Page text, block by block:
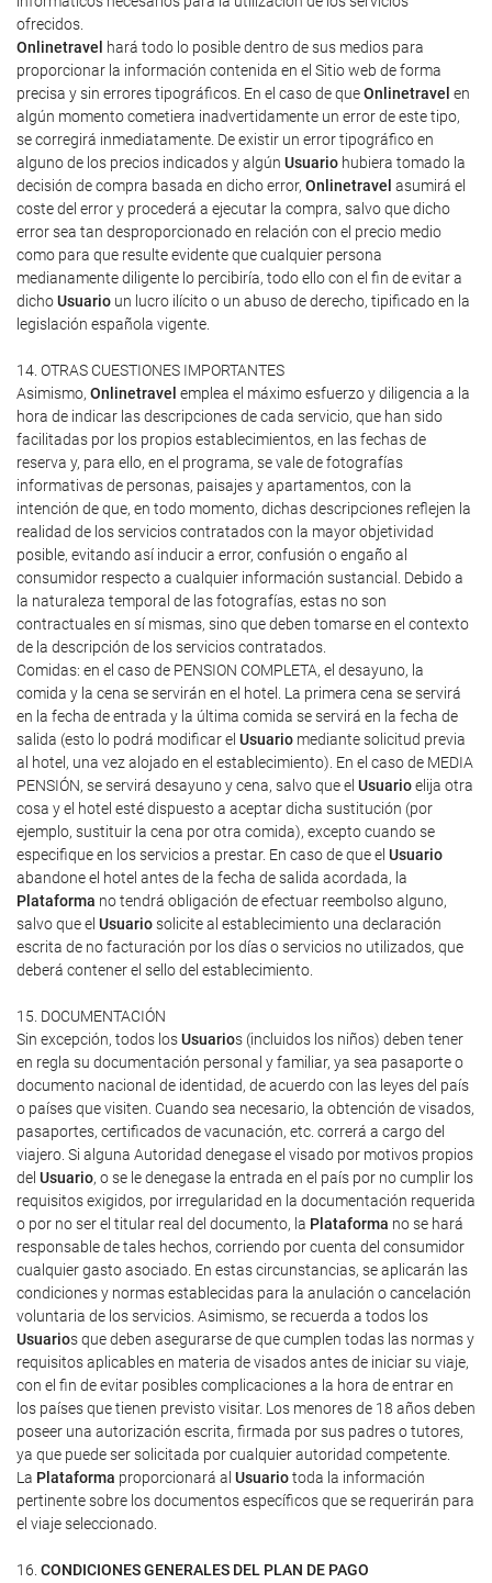
ofrecidos.
Onlinetravel
hará todo lo posible dentro de sus medios para
proporcionar la información contenida en el Sitio web de forma
precisa y sin errores tipográficos. En el caso de queOnlinetravel en
algún momento cometiera inadvertidamente un error de este tipo,
se corregirá inmediatamente. De existir un error tipográfico en
alguno de los precios indicados y algún Usuario hubiera tomado la
decisión de compra basada en dicho error, Onlinetravel asumirá el
coste del error y procederá a ejecutar la compra, salvo que dicho
error sea tan desproporcionado en relación con el precio medio
como para que resulte evidente que cualquier persona
medianamente diligente lo percibiría, todo ello con el fin de evitar a
dichoUsuario un lucro ilícito o un abuso de derecho, tipificado en la
legislación española vigente.
14. OTRAS CUESTIONES IMPORTANTES
Asimismo, Onlinetravel emplea el máximo esfuerzo y diligencia a la
hora de indicar las descripciones de cada servicio, que han sido
facilitadas por los propios establecimientos, en las fechas de
reserva y, para ello, en el programa, se vale de fotografías
informativas de personas, paisajes y apartamentos, con la
intención de que, en todo momento, dichas descripciones reflejen la
realidad de los servicios contratados con la mayor objetividad
posible, evitando así inducir a error, confusión o engaño al
consumidor respecto a cualquier información sustancial. Debido a
la naturaleza temporal de las fotografías, estas no son
contractuales en sí mismas, sino que deben tomarse en el contexto
de la descripción de los servicios contratados.
Comidas: en el caso de PENSION COMPLETA, el desayuno, la
comida y la cena se servirán en el hotel. La primera cena se servirá
en la fecha de entrada y la última comida se servirá en la fecha de
salida (esto lo podrá modificar el Usuario mediante solicitud previa
al hotel, una vez alojado en el establecimiento). En el caso de MEDIA
PENSIÓN, se servirá desayuno y cena, salvo que el Usuarioelija otra
cosa y el hotel esté dispuesto a aceptar dicha sustitución (por
ejemplo, sustituir la cena por otra comida), excepto cuando se
especifique en los servicios a prestar. En caso de que el Usuario
abandone el hotel antes de la fecha de salida acordada, la
Plataforma no tendrá obligación de efectuar reembolso alguno,
salvo que el Usuariosolicite al establecimiento una declaración
escrita de no facturación por los días o servicios no utilizados, que
deberá contener el sello del establecimiento.
15. DOCUMENTACIÓN
Sin excepción, todos losUsuarios (incluidos los niños) deben tener
en regla su documentación personal y familiar, ya sea pasaporte o
documento nacional de identidad, de acuerdo con las leyes del país
o países que visiten. Cuando sea necesario, la obtención de visados,
pasaportes, certificados de vacunación, etc. correrá a cargo del
viajero. Si alguna Autoridad denegase el visado por motivos propios
del Usuario, o se le denegase la entrada en el país por no cumplir los
requisitos exigidos, por irregularidad en la documentación requerida
o por no ser el titular real del documento, la Plataforma no se hará
responsable de tales hechos, corriendo por cuenta del consumidor
cualquier gasto asociado. En estas circunstancias, se aplicarán las
condiciones y normas establecidas para la anulación o cancelación
voluntaria de los servicios. Asimismo, se recuerda a todos los
Usuarios que deben asegurarse de que cumplen todas las normas y
requisitos aplicables en materia de visados antes de iniciar su viaje,
con el fin de evitar posibles complicaciones a la hora de entrar en
los países que tienen previsto visitar. Los menores de 18 años deben
poseer una autorización escrita, firmada por sus padres o tutores,
ya que puede ser solicitada por cualquier autoridad competente.
La Plataforma proporcionará al Usuariotoda la información
pertinente sobre los documentos específicos que se requerirán para
el viaje seleccionado.
16. CONDICIONES GENERALES DEL PLAN DE PAGO